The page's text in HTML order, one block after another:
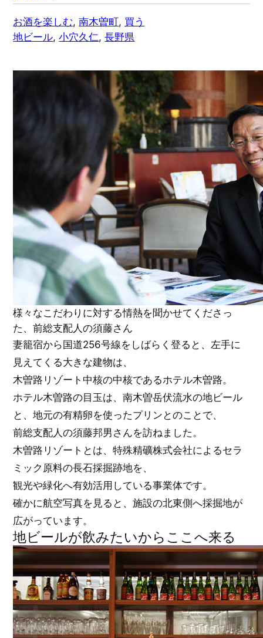
お酒を楽しむ, 南木曽町, 買う
地ビール, 小穴久仁, 長野県
様々なこだわりに対する情熱を聞かせてくださっ
た、前総支配人の須藤さん
妻籠宿から国道256号線をしばらく登ると、左手に
見えてくる大きな建物は、
木曽路リゾート中核の中核であるホテル木曽路。
ホテル木曽路の目玉は、南木曽岳伏流水の地ビール
と、地元の有精卵を使ったプリンとのことで、
前総支配人の須藤邦男さんを訪ねました。
木曽路リゾートとは、特殊精礦株式会社によるセラ
ミック原料の長石採掘跡地を、
観光や緑化へ有効活用している事業体です。
確かに航空写真を見ると、施設の北東側へ採掘地が
広がっています。
地ビールが飲みたいからここへ来る